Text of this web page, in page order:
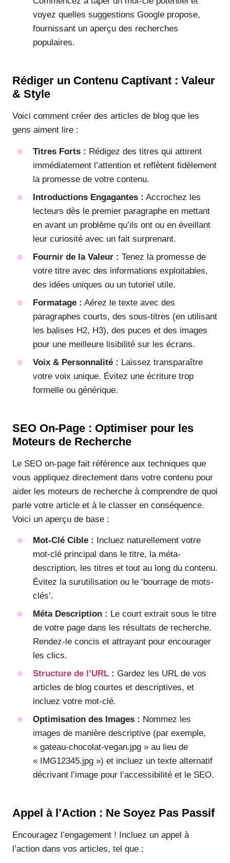
voyez quelles suggestions Google propose,
fournissant un aperçu des recherches
populaires.
Rédiger un Contenu Captivant : Valeur
& Style
Voici comment créer des articles de blog que les
gens aiment lire :
Titres Forts : Rédigez des titres qui attirent
immédiatement l’attention et reflètent fidèlement
la promesse de votre contenu.
Introductions Engagantes : Accrochez les
lecteurs dès le premier paragraphe en mettant
en avant un problème qu’ils ont ou en éveillant
leur curiosité avec un fait surprenant.
Fournir de la Valeur : Tenez la promesse de
votre titre avec des informations exploitables,
des idées uniques ou un tutoriel utile.
Formatage : Aérez le texte avec des
paragraphes courts, des sous-titres (en utilisant
les balises H2, H3), des puces et des images
pour une meilleure lisibilité sur les écrans.
Voix & Personnalité : Laissez transparaître
votre voix unique. Évitez une écriture trop
formelle ou générique.
SEO On-Page : Optimiser pour les
Moteurs de Recherche
Le SEO on-page fait référence aux techniques que
vous appliquez directement dans votre contenu pour
aider les moteurs de recherche à comprendre de quoi
parle votre article et à le classer en conséquence.
Voici un aperçu de base :
Mot-Clé Cible : Incluez naturellement votre
mot-clé principal dans le titre, la méta-
description, les titres et tout au long du contenu.
Évitez la surutilisation ou le ‘bourrage de mots-
clés’.
Méta Description : Le court extrait sous le titre
de votre page dans les résultats de recherche.
Rendez-le concis et attrayant pour encourager
les clics.
Structure de l’URL : Gardez les URL de vos
articles de blog courtes et descriptives, et
incluez votre mot-clé.
Optimisation des Images : Nommez les
images de manière descriptive (par exemple,
« gateau-chocolat-vegan.jpg » au lieu de
« IMG12345.jpg ») et incluez un texte alternatif
décrivant l’image pour l’accessibilité et le SEO.
Appel à l’Action : Ne Soyez Pas Passif
Encouragez l’engagement ! Incluez un appel à
l’action dans vos articles, tel que :